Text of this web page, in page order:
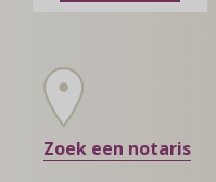
Zoek een notaris